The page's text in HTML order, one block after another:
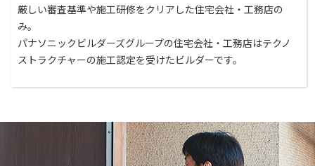
厳しい審査基準や施工研修をクリアした住宅会社・工務店の
み。
パナソニックビルダーズグループの住宅会社・工務店はテクノ
ストラクチャーの施工認定を受けたビルダーです。